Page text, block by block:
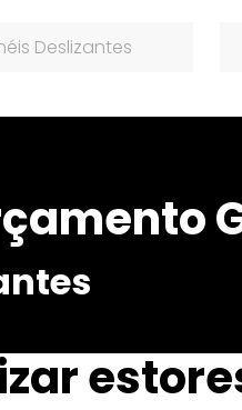
Deslizantes